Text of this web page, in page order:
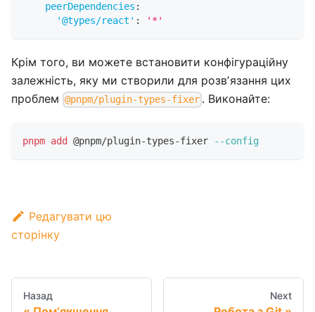
peerDependencies :
'@types/react' : '*'
Крім того, ви можете встановити конфігураційну
залежність, яку ми створили для розвʼязання цих
проблем @pnpm/plugin-types-fixer . Виконайте:
pnpm add @pnpm/plugin-types-fixer --config
Редагувати цю
сторінку
Назад Next